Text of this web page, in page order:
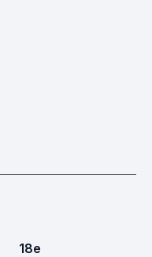
18e